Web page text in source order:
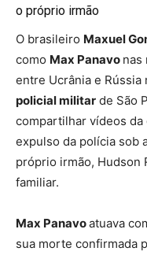
o próprio irmão
O brasileiro Maxuel
como Max Panavo nas
entre Ucrânia e Rússia
policial militar de São
compartilhar vídeos da
expulso da polícia sob
próprio irmão, Hudson
familiar.
Max Panavoatuava
sua morte confirmada